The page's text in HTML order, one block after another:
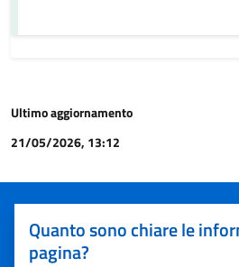
Ultimo aggiornamento
21/05/2026, 13:12
Quanto sono chiare le
pagina?